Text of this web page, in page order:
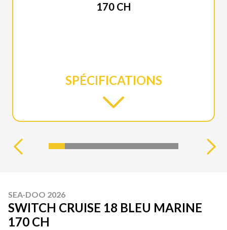
170 CH
SPÉCIFICATIONS
SEA-DOO 2026
SWITCH CRUISE 18 BLEU MARINE
170 CH